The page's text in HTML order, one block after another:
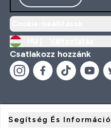
Csatlakozz hozzánk
Segítség És Információ